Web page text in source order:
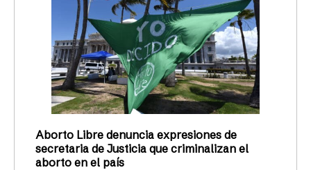
Aborto Libre denuncia expresiones de
secretaria de Justicia que criminalizan el
aborto en el país